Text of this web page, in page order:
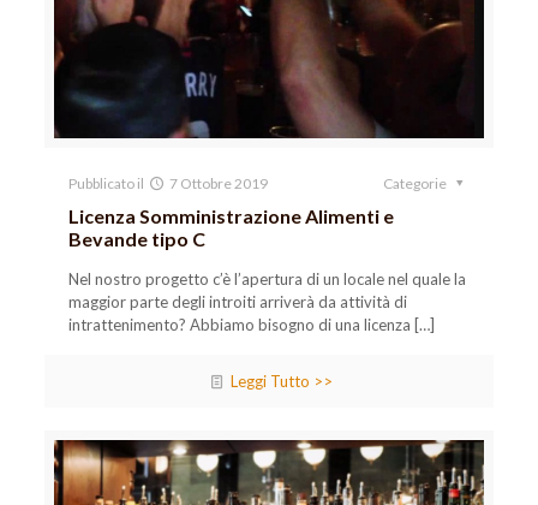
Pubblicato il 7 Ottobre 2019 Categorie
Licenza Somministrazione Alimenti e
Bevande tipo C
Nel nostro progetto c’è l’apertura di un locale nel quale la
maggior parte degli introiti arriverà da attività di
intrattenimento? Abbiamo bisogno di una licenza […]
Leggi Tutto >>